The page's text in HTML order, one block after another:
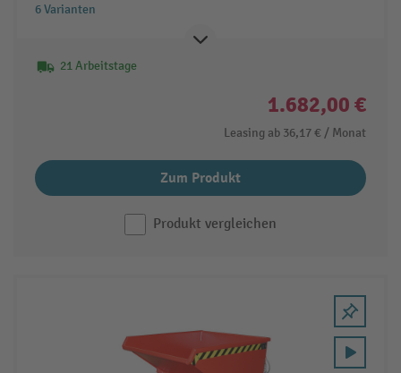
6 Varianten
21 Arbeitstage
1.682,00 €
Leasing ab 36,17 € / Monat
Zum Produkt
Produkt vergleichen